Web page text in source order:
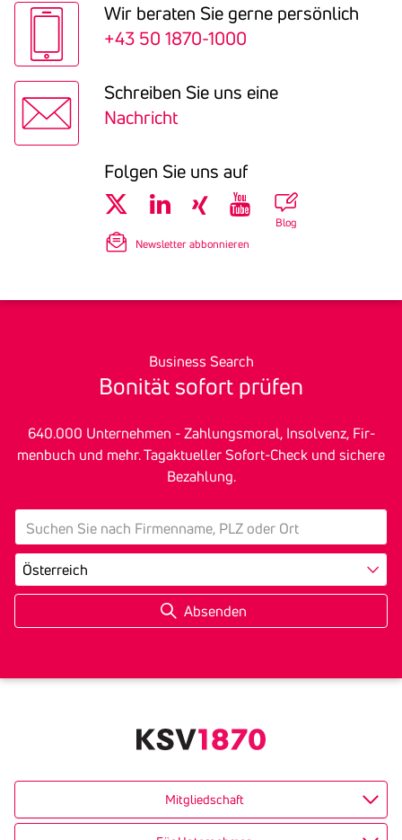
Wir beraten Sie gerne persön­lich
+43 50 1870-1000
Schreiben Sie uns eine
Nachricht
Folgen Sie uns auf
Blog
Newsletter abbonnieren
Business Search
Bonität sofort prüfen
640.000 Unter­nehmen - Zah­lungs­mo­ral, In­sol­venz, Fir­
men­buch und mehr. Tagak­tu­eller Sofort-Check und sichere
Bezah­lung.
search
Land
Mitgliedschaft